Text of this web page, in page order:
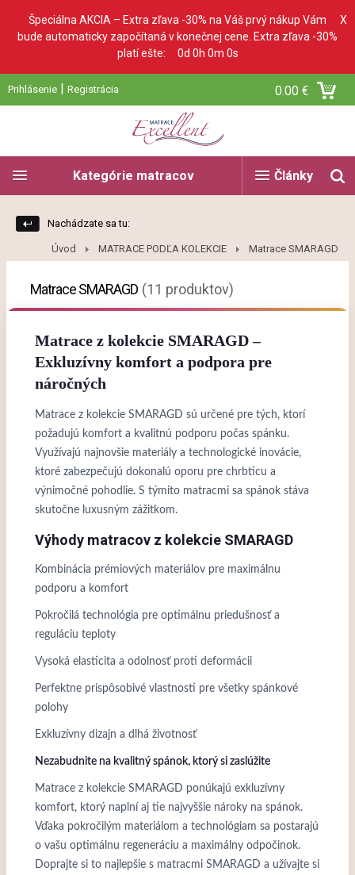
Špeciálna AKCIA – Extra zľava -30% na Váš prvý nákup Vám
bude automaticky započítaná v konečnej cene. Extra zľava -30%
platí ešte: 0d 0h 0m 0s
X
Prihlásenie | Registrácia 0.00 €
Články
Kategórie matracov
Nachádzate sa tu:
Úvod MATRACE PODĽA KOLEKCIE Matrace SMARAGD
Matrace SMARAGD (11 produktov)
Matrace z kolekcie SMARAGD –
Exkluzívny komfort a podpora pre
náročných
Matrace z kolekcie SMARAGD sú určené pre tých, ktorí
požadujú komfort a kvalitnú podporu počas spánku.
Využívajú najnovšie materiály a technologické inovácie,
ktoré zabezpečujú dokonalú oporu pre chrbticu a
výnimočné pohodlie. S týmito matracmi sa spánok stáva
skutočne luxusným zážitkom.
Výhody matracov z kolekcie SMARAGD
Kombinácia prémiových materiálov pre maximálnu
podporu a komfort
Pokročilá technológia pre optimálnu priedušnosť a
reguláciu teploty
Vysoká elasticita a odolnosť proti deformácii
Perfektne prispôsobivé vlastnosti pre všetky spánkové
polohy
Exkluzívny dizajn a dlhá životnosť
Nezabudnite na kvalitný spánok, ktorý si zaslúžite
Matrace z kolekcie SMARAGD ponúkajú exkluzívny
komfort, ktorý naplní aj tie najvyššie nároky na spánok.
Vďaka pokročilým materiálom a technológiam sa postarajú
o vašu optimálnu regeneráciu a maximálny odpočinok.
Doprajte si to najlepšie s matracmi SMARAGD a užívajte si